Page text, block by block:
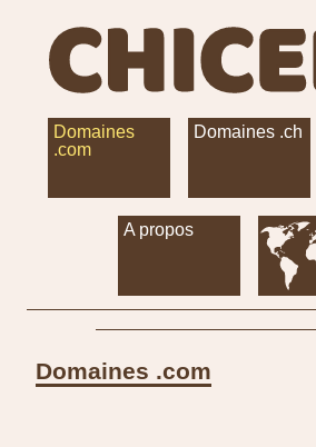
Domaines
.com
Domaines .ch
A propos
Domaines .com